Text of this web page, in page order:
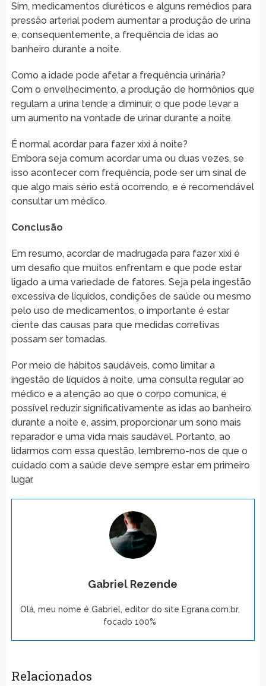
Sim, medicamentos diuréticos e alguns remédios para
pressão arterial podem aumentar a produção de urina
e, consequentemente, a frequência de idas ao
banheiro durante a noite.
Como a idade pode afetar a frequência urinária?
Com o envelhecimento, a produção de hormônios que
regulam a urina tende a diminuir, o que pode levar a
um aumento na vontade de urinar durante a noite.
É normal acordar para fazer xixi à noite?
Embora seja comum acordar uma ou duas vezes, se
isso acontecer com frequência, pode ser um sinal de
que algo mais sério está ocorrendo, e é recomendável
consultar um médico.
Conclusão
Em resumo, acordar de madrugada para fazer xixi é
um desafio que muitos enfrentam e que pode estar
ligado a uma variedade de fatores. Seja pela ingestão
excessiva de líquidos, condições de saúde ou mesmo
pelo uso de medicamentos, o importante é estar
ciente das causas para que medidas corretivas
possam ser tomadas.
Por meio de hábitos saudáveis, como limitar a
ingestão de líquidos à noite, uma consulta regular ao
médico e a atenção ao que o corpo comunica, é
possível reduzir significativamente as idas ao banheiro
durante a noite e, assim, proporcionar um sono mais
reparador e uma vida mais saudável. Portanto, ao
lidarmos com essa questão, lembremo-nos de que o
cuidado com a saúde deve sempre estar em primeiro
lugar.
Gabriel Rezende
Olá, meu nome é Gabriel, editor do site Egrana.com.br,
focado 100%
Relacionados